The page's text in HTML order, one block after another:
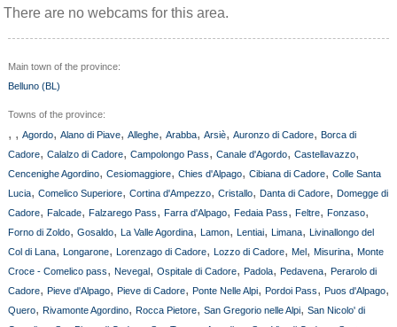
There are no webcams for this area.
Main town of the province:
Belluno (BL)
Towns of the province:
, , Agordo, Alano di Piave, Alleghe, Arabba, Arsiè, Auronzo di Cadore, Borca di
Cadore, Calalzo di Cadore, Campolongo Pass, Canale d'Agordo, Castellavazzo,
Cencenighe Agordino, Cesiomaggiore, Chies d'Alpago, Cibiana di Cadore, Colle Santa
Lucia, Comelico Superiore, Cortina d'Ampezzo, Cristallo, Danta di Cadore, Domegge di
Cadore, Falcade, Falzarego Pass, Farra d'Alpago, Fedaia Pass, Feltre, Fonzaso,
Forno di Zoldo, Gosaldo, La Valle Agordina, Lamon, Lentiai, Limana, Livinallongo del
Col di Lana, Longarone, Lorenzago di Cadore, Lozzo di Cadore, Mel, Misurina, Monte
Croce - Comelico pass, Nevegal, Ospitale di Cadore, Padola, Pedavena, Perarolo di
Cadore, Pieve d'Alpago, Pieve di Cadore, Ponte Nelle Alpi, Pordoi Pass, Puos d'Alpago,
Quero, Rivamonte Agordino, Rocca Pietore, San Gregorio nelle Alpi, San Nicolo' di